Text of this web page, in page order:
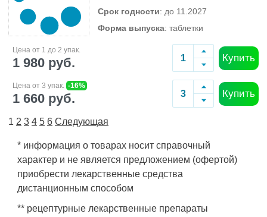
Срок годности: до 11.2027
Форма выпуска: таблетки
Цена от 1 до 2 упак.
1 980 руб. Купить
Цена от 3 упак. -16%
1 660 руб. Купить
1 2 3 4 5 6 Следующая
* информация о товарах носит справочный
характер и не является предложением (офертой)
приобрести лекарственные средства
дистанционным способом
** рецептурные лекарственные препараты